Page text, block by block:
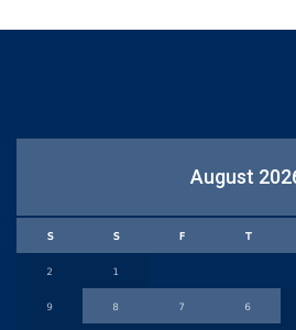
August
T
F
S
S
1
2
6
7
8
9